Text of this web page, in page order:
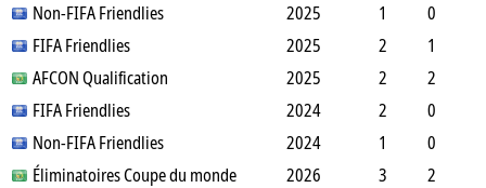
0
0 1 0 270
Non-FIFA Friendlies 2025 1
0
1
0 1 0 83
FIFA Friendlies 2025 2
1
1
1 0 0 72
AFCON Qualification 2025 2
2
0
3 0 0 42
FIFA Friendlies 2024 2
0
2
0 0 0 145
Non-FIFA Friendlies 2024 1
0
0
0 0 0 0 0 90
Éliminatoires Coupe du monde 2026 3
2